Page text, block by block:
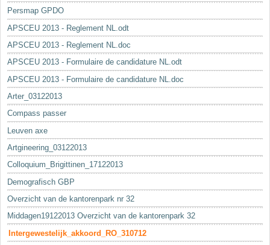
Persmap GPDO
APSCEU 2013 - Reglement NL.odt
APSCEU 2013 - Reglement NL.doc
APSCEU 2013 - Formulaire de candidature NL.odt
APSCEU 2013 - Formulaire de candidature NL.doc
Arter_03122013
Compass passer
Leuven axe
Artgineering_03122013
Colloquium_Brigittinen_17122013
Demografisch GBP
Overzicht van de kantorenpark nr 32
Middagen19122013 Overzicht van de kantorenpark 32
Intergewestelijk_akkoord_RO_310712